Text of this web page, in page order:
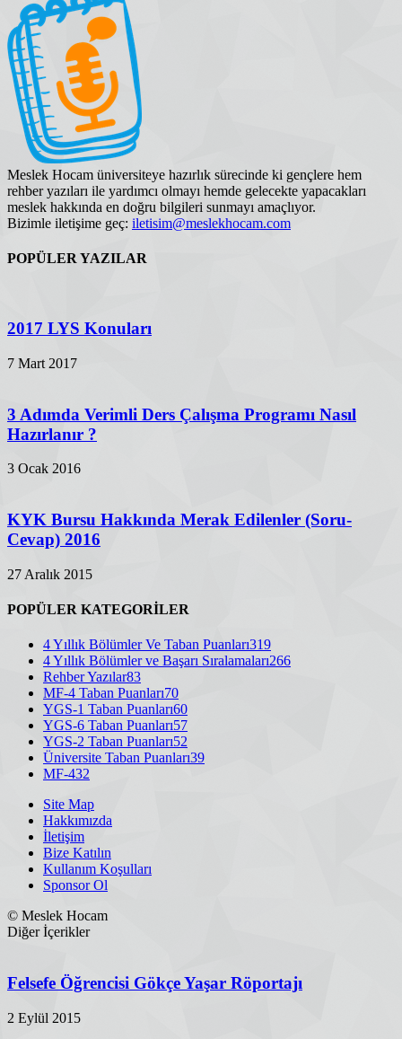
Meslek Hocam üniversiteye hazırlık sürecinde ki gençlere hem
rehber yazıları ile yardımcı olmayı hemde gelecekte yapacakları
meslek hakkında en doğru bilgileri sunmayı amaçlıyor.
Bizimle iletişime geç: iletisim@meslekhocam.com
POPÜLER YAZILAR
2017 LYS Konuları
7 Mart 2017
3 Adımda Verimli Ders Çalışma Programı Nasıl
Hazırlanır ?
3 Ocak 2016
KYK Bursu Hakkında Merak Edilenler (Soru-
Cevap) 2016
27 Aralık 2015
POPÜLER KATEGORİLER
4 Yıllık Bölümler Ve Taban Puanları319
4 Yıllık Bölümler ve Başarı Sıralamaları266
Rehber Yazılar83
MF-4 Taban Puanları70
YGS-1 Taban Puanları60
YGS-6 Taban Puanları57
YGS-2 Taban Puanları52
Üniversite Taban Puanları39
MF-432
Site Map
Hakkımızda
İletişim
Bize Katılın
Kullanım Koşulları
Sponsor Ol
© Meslek Hocam
Diğer İçerikler
Felsefe Öğrencisi Gökçe Yaşar Röportajı
2 Eylül 2015